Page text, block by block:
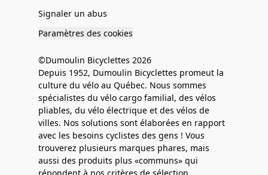
Signaler un abus
Paramètres des cookies
©Dumoulin Bicyclettes 2026
Depuis 1952, Dumoulin Bicyclettes promeut la
culture du vélo au Québec. Nous sommes
spécialistes du vélo cargo familial, des vélos
pliables, du vélo électrique et des vélos de
villes. Nos solutions sont élaborées en rapport
avec les besoins cyclistes des gens ! Vous
trouverez plusieurs marques phares, mais
aussi des produits plus «communs» qui